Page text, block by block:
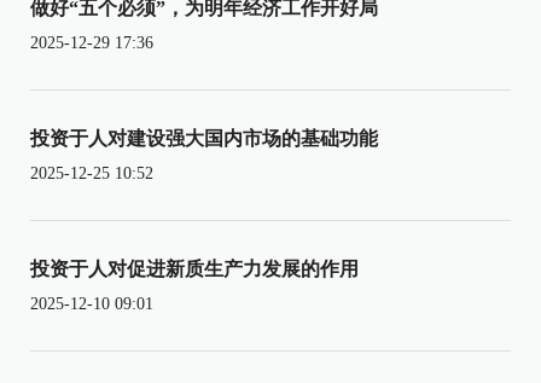
做好“五个必须”，为明年经济工作开好局
2025-12-29 17:36
投资于人对建设强大国内市场的基础功能
2025-12-25 10:52
投资于人对促进新质生产力发展的作用
2025-12-10 09:01